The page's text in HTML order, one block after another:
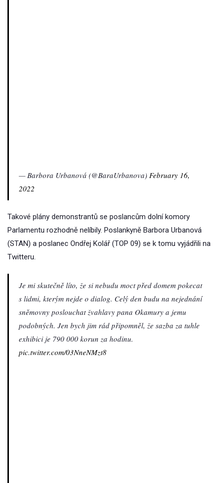
— Barbora Urbanová (@BaraUrbanova) February 16,
2022
Takové plány demonstrantů se poslancům dolní komory
Parlamentu rozhodně nelíbily. Poslankyně Barbora Urbanová
(STAN) a poslanec Ondřej Kolář (TOP 09) se k tomu vyjádřili na
Twitteru.
Je mi skutečně líto, že si nebudu moct před domem pokecat
s lidmi, kterým nejde o dialog. Celý den budu na nejednání
sněmovny poslouchat žvahlavy pana Okamury a jemu
podobných. Jen bych jim rád připomněl, že sazba za tuhle
exhibici je 790 000 korun za hodinu.
pic.twitter.com/03NneNMzt8